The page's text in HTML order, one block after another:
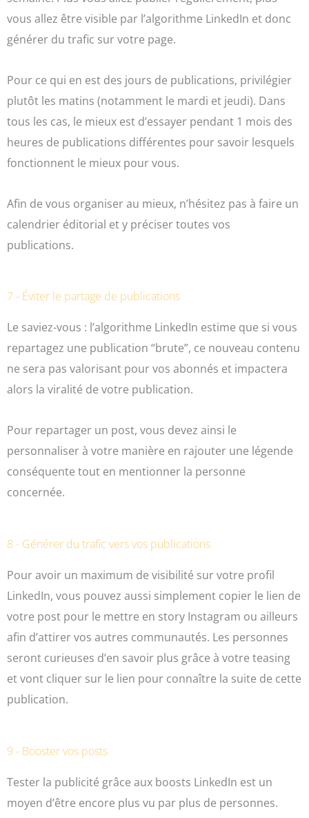
vous allez être visible par l’algorithme LinkedIn et donc
générer du trafic sur votre page.
Pour ce qui en est des jours de publications, privilégier
plutôt les matins (notamment le mardi et jeudi). Dans
tous les cas, le mieux est d’essayer pendant 1 mois des
heures de publications différentes pour savoir lesquels
fonctionnent le mieux pour vous.
Afin de vous organiser au mieux, n’hésitez pas à faire un
calendrier éditorial et y préciser toutes vos
publications.
7 - Éviter le partage de publications
Le saviez-vous : l’algorithme LinkedIn estime que si vous
repartagez une publication “brute”, ce nouveau contenu
ne sera pas valorisant pour vos abonnés et impactera
alors la viralité de votre publication.
Pour repartager un post, vous devez ainsi le
personnaliser à votre manière en rajouter une légende
conséquente tout en mentionner la personne
concernée.
8 - Générer du trafic vers vos publications
Pour avoir un maximum de visibilité sur votre profil
LinkedIn, vous pouvez aussi simplement copier le lien de
votre post pour le mettre en story Instagram ou ailleurs
afin d’attirer vos autres communautés. Les personnes
seront curieuses d’en savoir plus grâce à votre teasing
et vont cliquer sur le lien pour connaître la suite de cette
publication.
9 - Booster vos posts
Tester la publicité grâce aux boosts LinkedIn est un
moyen d’être encore plus vu par plus de personnes.